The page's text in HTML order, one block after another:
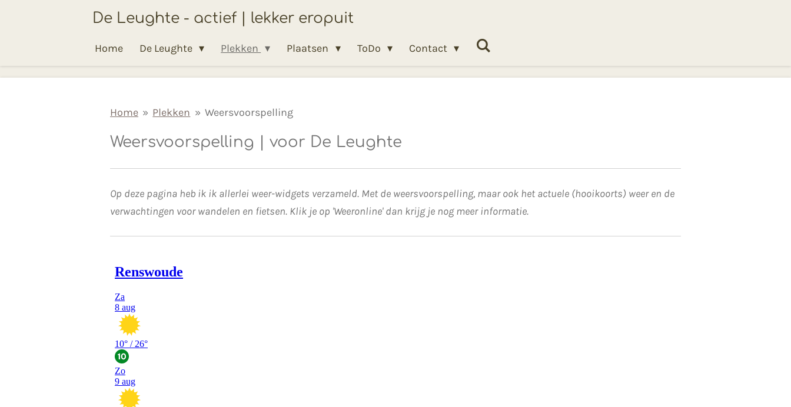
De Leughte - actief | lekker eropuit
Home De Leughte Plekken Plaatsen ToDo Contact
Home » Plekken » Weersvoorspelling
Weersvoorspelling | voor De Leughte
Op deze pagina heb ik ik allerlei weer-widgets verzameld. Met de weersvoorspelling, maar ook het actuele (hooikoorts) weer en de
verwachtingen voor wandelen en fietsen. Klik je op 'Weeronline' dan krijg je nog meer informatie.